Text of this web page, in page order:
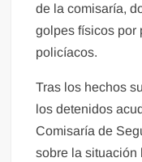
de la comisaría,
golpes físicos por
policíacos.
Tras los hechos
los detenidos
Comisaría de
sobre la situación